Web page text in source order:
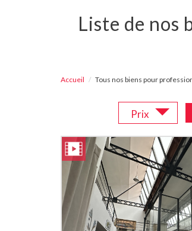
Liste de
Accueil Tous nos biens pour
Prix